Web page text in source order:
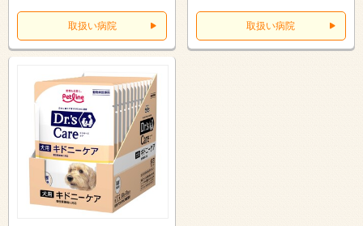
取扱い病院 取扱い病院